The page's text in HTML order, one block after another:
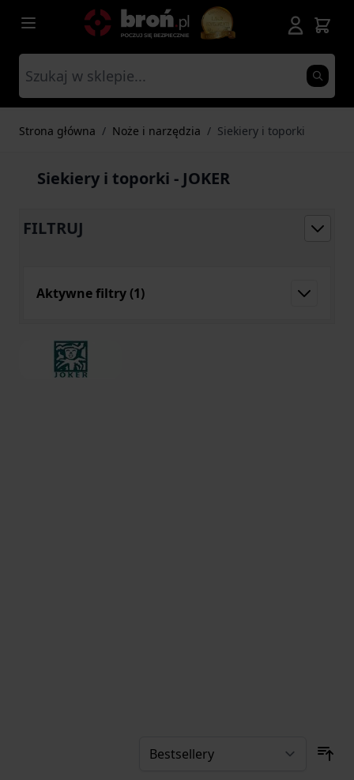
Przejdź do treści
Strona główna / Noże i narzędzia / Siekiery i toporki
Siekiery i toporki - JOKER
FILTRUJ
Aktywne filtry (1)